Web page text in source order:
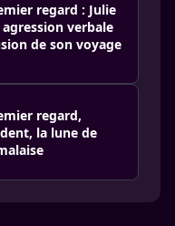
regard : Julie
verbale
de son voyage
regard,
la lune de